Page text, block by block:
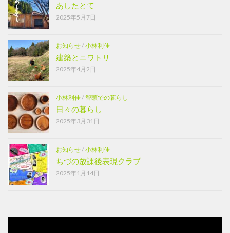
あしたとて
2025年5月7日
お知らせ/小林利佳
建築とニワトリ
2025年4月2日
小林利佳/智頭での暮らし
日々の暮らし
2025年3月31日
お知らせ/小林利佳
ちづの放課後表現クラブ
2025年1月14日